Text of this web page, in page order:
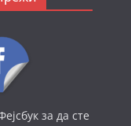
за да сте